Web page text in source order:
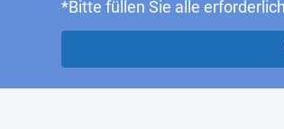
*Bitte füllen Sie alle